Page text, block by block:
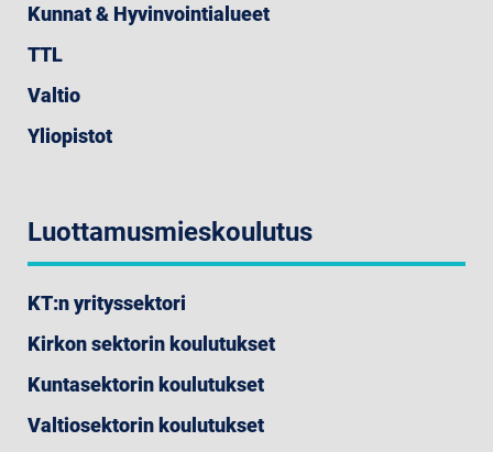
Kunnat & Hyvinvointialueet
TTL
Valtio
Yliopistot
Luottamusmieskoulutus
KT:n yrityssektori
Kirkon sektorin koulutukset
Kuntasektorin koulutukset
Valtiosektorin koulutukset